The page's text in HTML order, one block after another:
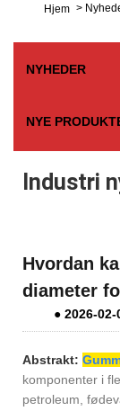
Hjem >
NYHEDER
NYE
Industri
Hvordan
diameter
● 2026-02-
Abstrakt:
komponenter i
petroleum,